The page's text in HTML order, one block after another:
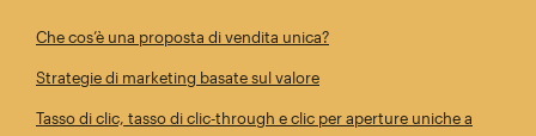
Che cos’è una proposta di vendita unica?
Strategie di marketing basate sul valore
Tasso di clic, tasso di clic‑through e clic per aperture uniche a